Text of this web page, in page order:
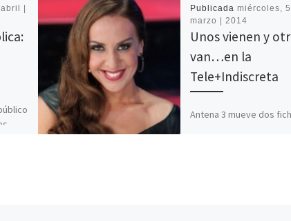
|
Publicada miércoles, 5 |
marzo | 2014
Unos vienen y
van…en la
Tele+Indiscreta
Antena 3 mueve dos